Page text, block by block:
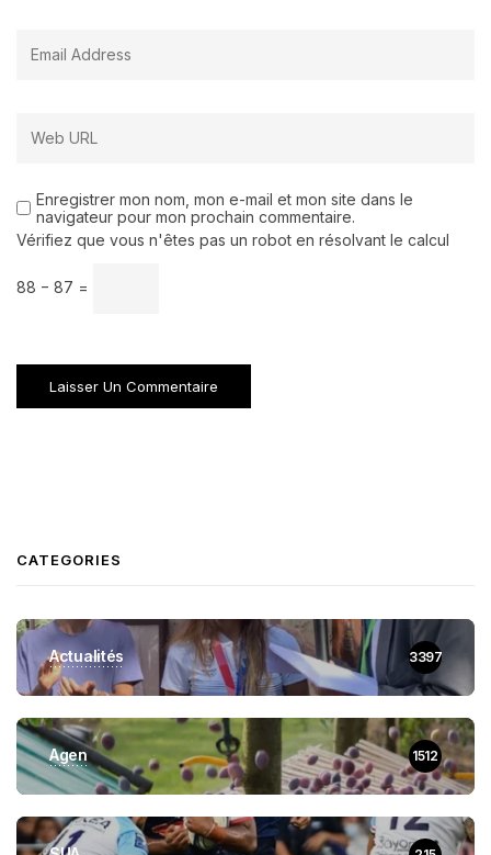
Enregistrer mon nom, mon e-mail et mon site dans le
navigateur pour mon prochain commentaire.
Vérifiez que vous n'êtes pas un robot en résolvant le calcul
88 − 87 =
CATEGORIES
Actualités 3397
Agen 1512